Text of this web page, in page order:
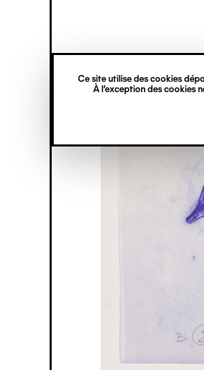
Ce site utilise des cookies
À l’exception des cookies
principal
verticale